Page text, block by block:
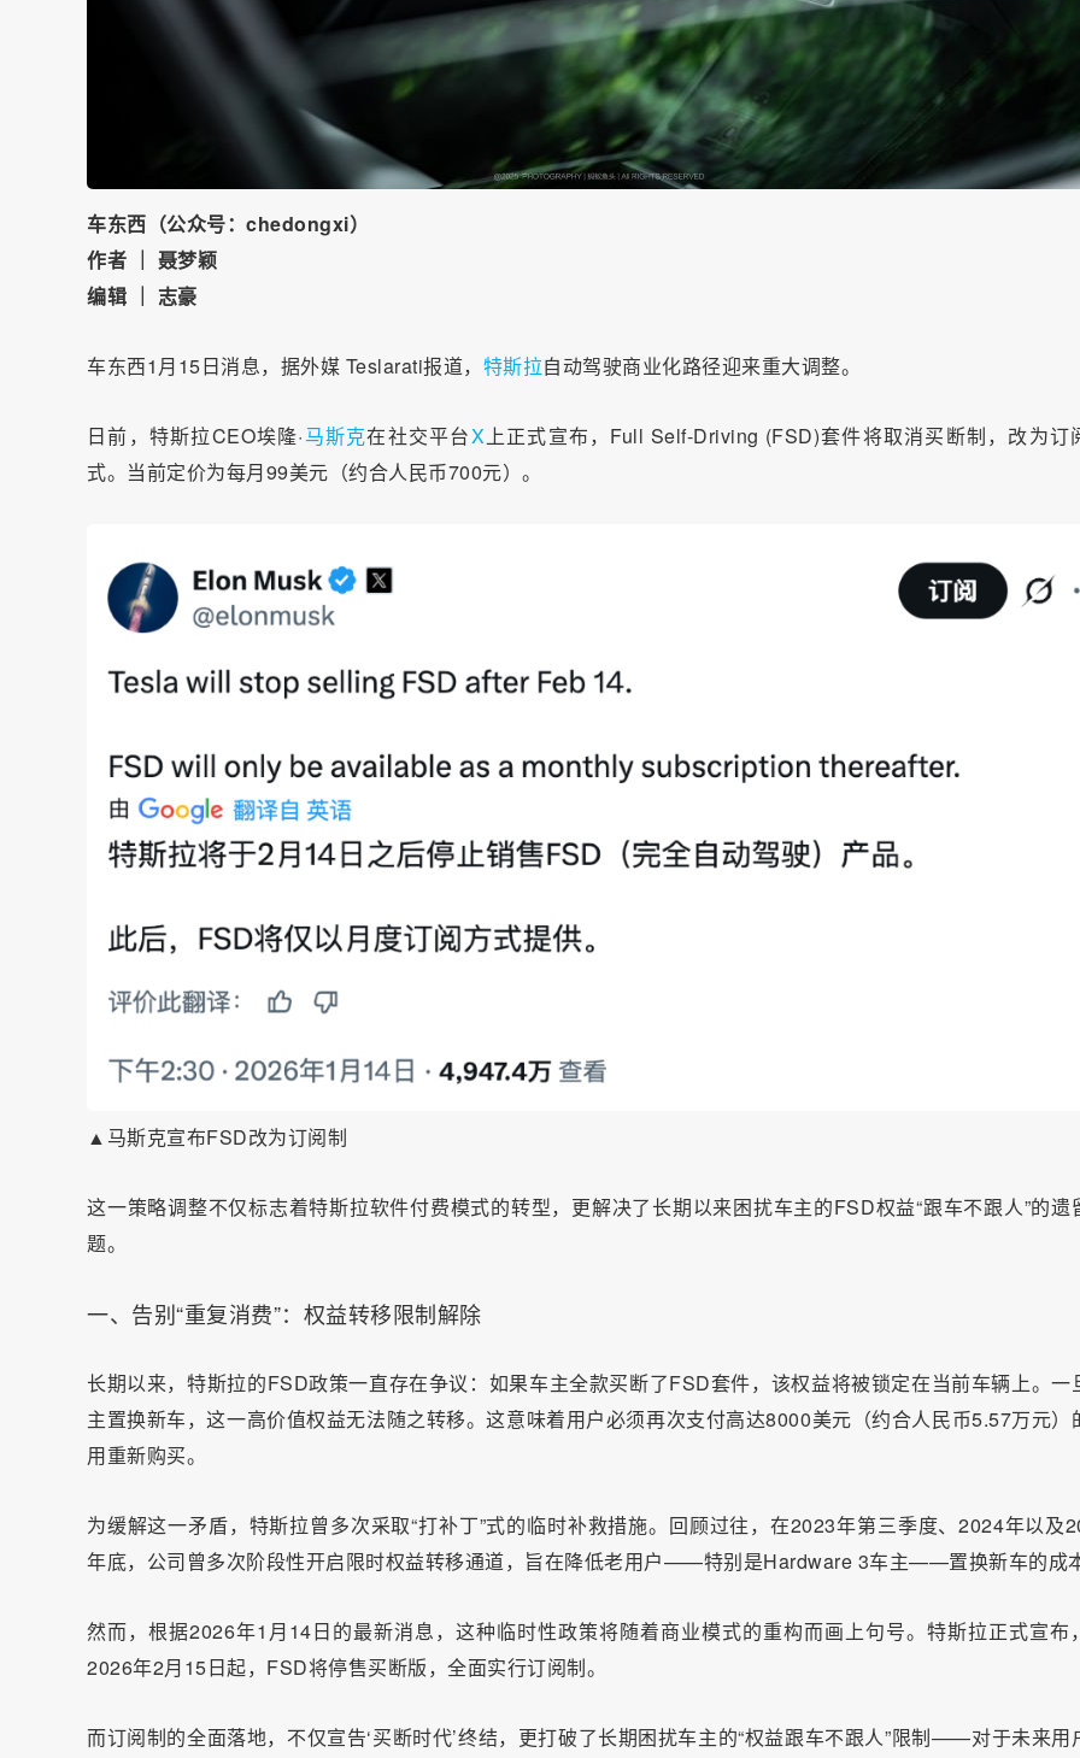
车东西（公众号：chedongxi）
作者 ｜ 聂梦颖
编辑 ｜ 志豪
车东西1月15日消息，据外媒 Teslarati报道， 特斯拉自动驾驶商业化路径迎来重大调整。
日前，特斯拉CEO埃隆·马斯克在社交平台X上正式宣布，Full Self-Driving (FSD)套件将取消买断制，改为订
式。当前定价为每月99美元（约合人民币700元）。
▲马斯克宣布FSD改为订阅制
这一策略调整不仅标志着特斯拉软件付费模式的转型，更解决了长期以来困扰车主的FSD权益“跟车不跟人”的遗
题。
一、告别“重复消费”：权益转移限制解除
长期以来，特斯拉的FSD政策一直存在争议：如果车主全款买断了FSD套件，该权益将被锁定在当前车辆上。一
主置换新车，这一高价值权益无法随之转移。这意味着用户必须再次支付高达8000美元（约合人民币5.57万元）
用重新购买。
为缓解这一矛盾，特斯拉曾多次采取“打补丁”式的临时补救措施。回顾过往，在2023年第三季度、2024年以及
年底，公司曾多次阶段性开启限时权益转移通道，旨在降低老用户——特别是Hardware 3车主——置换新车的成
然而，根据2026年1月14日的最新消息，这种临时性政策将随着商业模式的重构而画上句号。特斯拉正式宣布
2026年2月15日起，FSD将停售买断版，全面实行订阅制。
而订阅制的全面落地，不仅宣告‘买断时代’终结，更打破了长期困扰车主的“权益跟车不跟人”限制——对于未来用